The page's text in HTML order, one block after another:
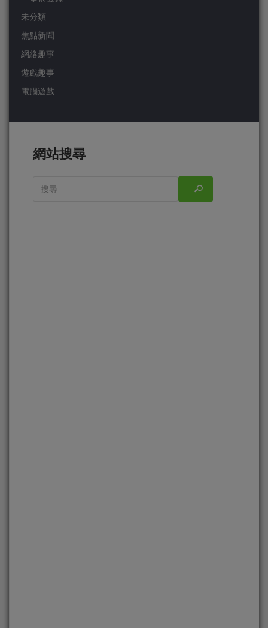
未分類
焦點新聞
網絡趣事
遊戲趣事
電腦遊戲
網站搜尋